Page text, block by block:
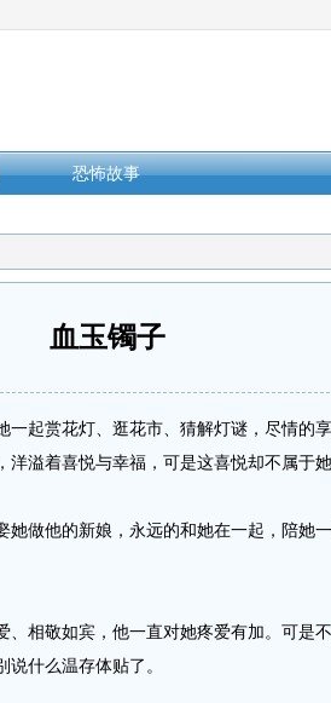
恐怖故事
血玉镯子
赏花灯、逛花市、猜解灯谜，尽情的
溢着喜悦与幸福，可是这喜悦却不属于
他的新娘，永远的和她在一起，陪她
敬如宾，他一直对她疼爱有加。可是
什么温存体贴了。